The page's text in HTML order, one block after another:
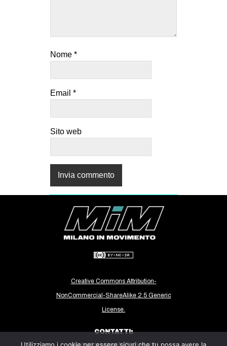
Nome *
Email *
Sito web
Creative Commons Attribution-
NonCommercial-ShareAlike 2.5 Generic
License.
CONTATTI:
milanoinmovimento@gmail.com